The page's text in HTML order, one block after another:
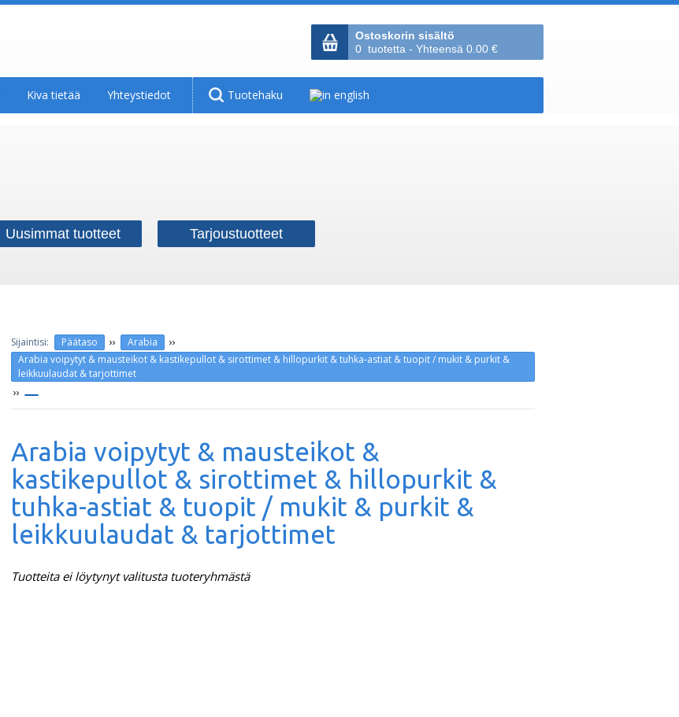
Ostoskorin sisältö
0 tuotetta - Yhteensä 0.00 €
Kiva tietää Yhteystiedot Tuotehaku
Uusimmat tuotteet Tarjoustuotteet
Päätaso ›› Arabia ››
Arabia voipytyt & mausteikot & kastikepullot & sirottimet & hillopurkit & tuhka-astiat & tuopit / mukit & purkit &
leikkuulaudat & tarjottimet
››
Arabia voipytyt & mausteikot &
kastikepullot & sirottimet & hillopurkit &
tuhka-astiat & tuopit / mukit & purkit &
leikkuulaudat & tarjottimet
Tuotteita ei löytynyt valitusta tuoteryhmästä